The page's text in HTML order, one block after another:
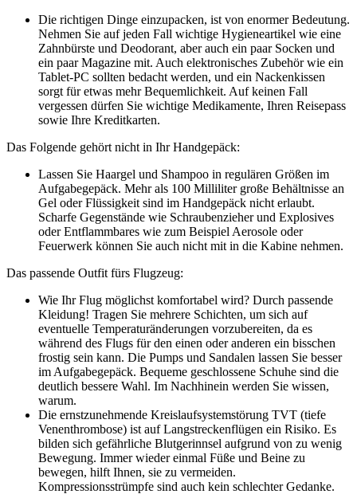
Die richtigen Dinge einzupacken, ist von enormer Bedeutung.
Nehmen Sie auf jeden Fall wichtige Hygieneartikel wie eine
Zahnbürste und Deodorant, aber auch ein paar Socken und
ein paar Magazine mit. Auch elektronisches Zubehör wie ein
Tablet-PC sollten bedacht werden, und ein Nackenkissen
sorgt für etwas mehr Bequemlichkeit. Auf keinen Fall
vergessen dürfen Sie wichtige Medikamente, Ihren Reisepass
sowie Ihre Kreditkarten.
Das Folgende gehört nicht in Ihr Handgepäck:
Lassen Sie Haargel und Shampoo in regulären Größen im
Aufgabegepäck. Mehr als 100 Milliliter große Behältnisse an
Gel oder Flüssigkeit sind im Handgepäck nicht erlaubt.
Scharfe Gegenstände wie Schraubenzieher und Explosives
oder Entflammbares wie zum Beispiel Aerosole oder
Feuerwerk können Sie auch nicht mit in die Kabine nehmen.
Das passende Outfit fürs Flugzeug:
Wie Ihr Flug möglichst komfortabel wird? Durch passende
Kleidung! Tragen Sie mehrere Schichten, um sich auf
eventuelle Temperaturänderungen vorzubereiten, da es
während des Flugs für den einen oder anderen ein bisschen
frostig sein kann. Die Pumps und Sandalen lassen Sie besser
im Aufgabegepäck. Bequeme geschlossene Schuhe sind die
deutlich bessere Wahl. Im Nachhinein werden Sie wissen,
warum.
Die ernstzunehmende Kreislaufsystemstörung TVT (tiefe
Venenthrombose) ist auf Langstreckenflügen ein Risiko. Es
bilden sich gefährliche Blutgerinnsel aufgrund von zu wenig
Bewegung. Immer wieder einmal Füße und Beine zu
bewegen, hilft Ihnen, sie zu vermeiden.
Kompressionsstrümpfe sind auch kein schlechter Gedanke.